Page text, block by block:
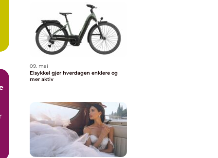
09. mai
Elsykkel gjør hverdagen enklere og
mer aktiv